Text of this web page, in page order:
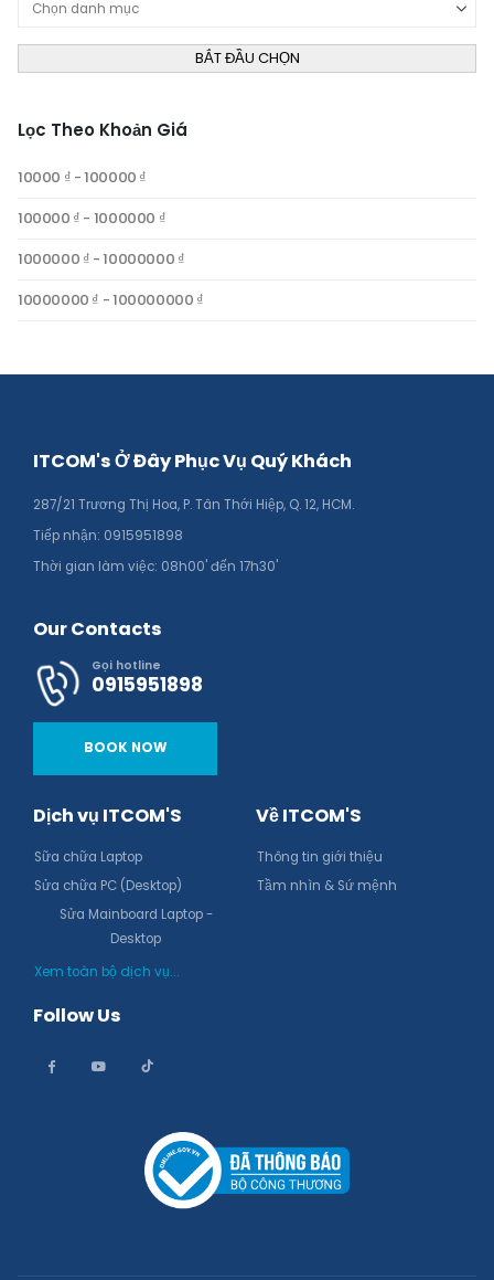
Product Category Dropdown
BẮT ĐẦU CHỌN
Lọc Theo Khoản Giá
10000 ₫ - 100000 ₫
100000 ₫ - 1000000 ₫
1000000 ₫ - 10000000 ₫
10000000 ₫ - 100000000 ₫
ITCOM's Ở Đây Phục Vụ Quý Khách
287/21 Trương Thị Hoa, P. Tân Thới Hiệp, Q. 12, HCM.
Tiếp nhận: 0915951898
Thời gian làm việc: 08h00' đến 17h30'
Our Contacts
Gọi hotline
0915951898
BOOK NOW
Dịch vụ ITCOM'S
Sữa chữa Laptop
Sửa chữa PC (Desktop)
Sửa Mainboard Laptop -
Desktop
Xem toàn bộ dịch vụ...
Về ITCOM'S
Thông tin giới thiệu
Tầm nhìn & Sứ mệnh
Follow Us